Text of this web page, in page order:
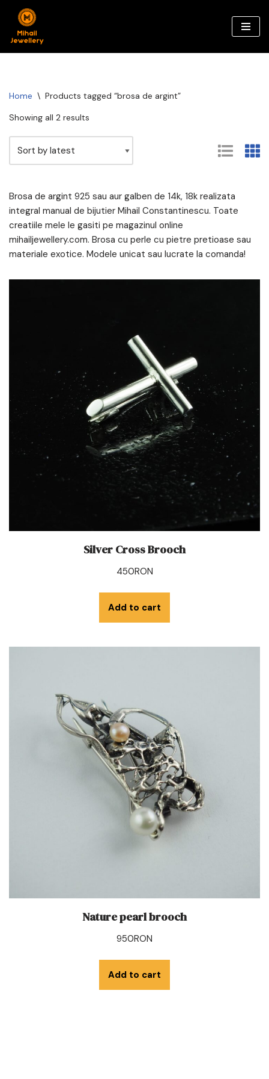
Skip
to
Home \ Products tagged “brosa de argint”
Showing all 2 results
Brosa de argint 925 sau aur galben de 14k, 18k realizata
integral manual de bijutier Mihail Constantinescu. Toate
creatiile mele le gasiti pe magazinul online
mihailjewellery.com. Brosa cu perle cu pietre pretioase sau
materiale exotice. Modele unicat sau lucrate la comanda!
Silver Cross Brooch
450RON
Add to cart
Nature pearl brooch
950RON
Add to cart